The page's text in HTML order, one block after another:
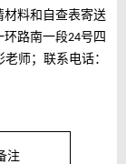
材料和自查表寄送
环路南一段24号 四
老师；联系电话：
注